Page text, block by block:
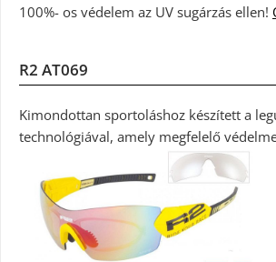
100%- os védelem az UV sugárzás ellen!
R2 AT069
Kimondottan sportoláshoz készített a
technológiával, amely megfelelő